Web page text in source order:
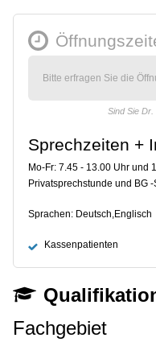
Bitte erfragen Sie die
Sind Sie
Sprechzeiten +
Mo-Fr: 7.45 - 13.00 Uhr und
Privatsprechstunde und BG
Sprachen: Deutsch,Englisch
Kassenpatienten
Fachgebiet